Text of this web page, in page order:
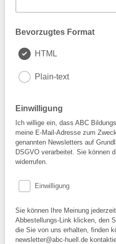
Bevorzugtes Format
HTML
Plain-text
Einwilligung
Ich willige ein, dass ABC
meine E-Mail-Adresse zum
genannten Newsletters auf
DSGVO verarbeitet. Sie können
widerrufen.
Einwilligung
Sie können Ihre Meinung
Abbestellungs-Link klicken, den
die Sie von uns erhalten, finden
newsletter@abc-huell.de